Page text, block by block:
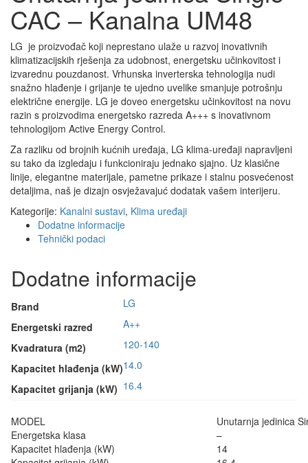
CAC – Kanalna UM48
LG je proizvođač koji neprestano ulaže u razvoj inovativnih
klimatizacijskih rješenja za udobnost, energetsku učinkovitost i
izvarednu pouzdanost. Vrhunska inverterska tehnologija nudi
snažno hlađenje i grijanje te ujedno uvelike smanjuje potrošnju
električne energije. LG je doveo energetsku učinkovitost na novu
razin s proizvodima energetsko razreda A+++ s inovativnom
tehnologijom Active Energy Control.
Za razliku od brojnih kućnih uređaja, LG klima-uređaji napravljeni
su tako da izgledaju i funkcioniraju jednako sjajno. Uz klasične
linije, elegantne materijale, pametne prikaze i stalnu posvećenost
detaljima, naš je dizajn osvježavajuć dodatak vašem interijeru.
Kategorije: Kanalni sustavi, Klima uređaji
Dodatne informacije
Tehnički podaci
Dodatne informacije
Brand
LG
Energetski razred
A++
Kvadratura (m2)
120-140
Kapacitet hlađenja (kW)14.0
Kapacitet grijanja (kW) 16.4
MODEL
Unutarnja jedinica
Energetska klasa
–
Kapacitet hlađenja (kW)
14